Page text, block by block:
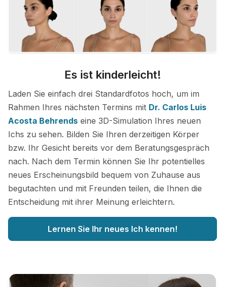
Es ist kinderleicht!
Laden Sie einfach drei Standardfotos hoch, um im
Rahmen Ihres nächsten Termins mit Dr. Carlos Luis
Acosta Behrends eine 3D-Simulation Ihres neuen
Ichs zu sehen. Bilden Sie Ihren derzeitigen Körper
bzw. Ihr Gesicht bereits vor dem Beratungsgespräch
nach. Nach dem Termin können Sie Ihr potentielles
neues Erscheinungsbild bequem von Zuhause aus
begutachten und mit Freunden teilen, die Ihnen die
Entscheidung mit ihrer Meinung erleichtern.
Lernen Sie Ihr neues Ich kennen!